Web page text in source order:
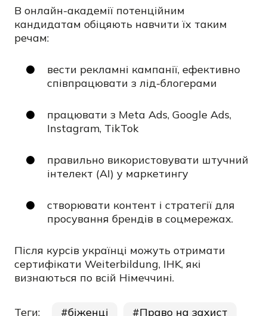
В онлайн-академії потенційним
кандидатам обіцяють навчити їх таким
речам:
вести рекламні кампанії, ефективно
співпрацювати з лід-блогерами
працювати з Meta Ads, Google Ads,
Instagram, TikTok
правильно використовувати штучний
інтелект (AI) у маркетингу
створювати контент і стратегії для
просування брендів в соцмережах.
Після курсів українці можуть отримати
сертифікати Weiterbildung, IHK, які
визнаються по всій Німеччині.
Теги: біженці
Право на захист